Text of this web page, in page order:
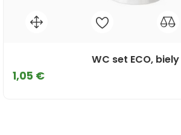
WC set ECO, biely
1,05 €Cena